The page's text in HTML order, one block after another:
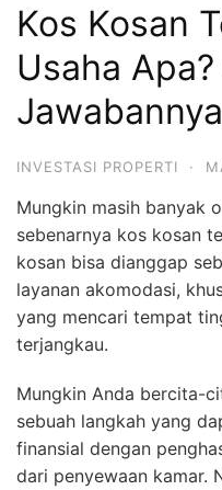
Kos Kosan
Usaha
INVESTASI PROPERTI ·
Mungkin masih banyak
sebenarnya kos kosan
kosan bisa dianggap
layanan akomodasi,
yang mencari tempat
terjangkau.
Mungkin Anda bercita-
sebuah langkah yang
finansial dengan
dari penyewaan kamar.